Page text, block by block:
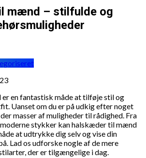
mænd – stilfulde og
en fantastisk måde at tilføje stil og
Uanset om du er på udkig efter noget
masser af muligheder til rådighed. Fra
stykker kan halskæder til mænd
at udtrykke dig selv og vise din
Lad os udforske nogle af de mere
der er tilgængelige i dag.